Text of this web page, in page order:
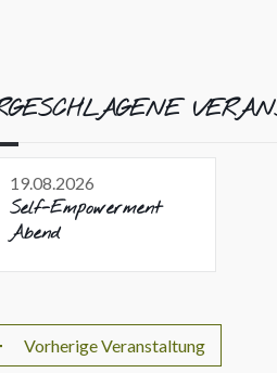
19.08.2026
Self-Empowerment
Abend
Vorherige Veranstaltung